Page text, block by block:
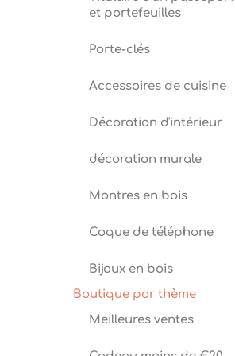
et portefeuilles
Porte-clés
Accessoires de cuisine
Décoration d'intérieur
décoration murale
Montres en bois
Coque de téléphone
Bijoux en bois
Boutique par thème
Meilleures ventes